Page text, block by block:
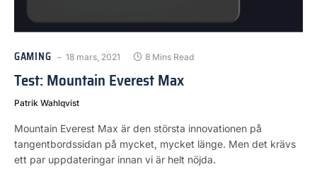
GAMING 18 mars, 2021 8 Mins Read
Test: Mountain Everest Max
Patrik Wahlqvist
Mountain Everest Max är den största innovationen på
tangentbordssidan på mycket, mycket länge. Men det krävs
ett par uppdateringar innan vi är helt nöjda.